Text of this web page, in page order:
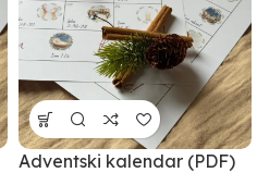
Adventski kalendar (PDF)